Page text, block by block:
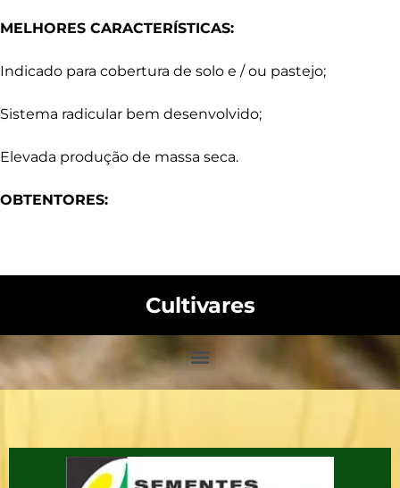
MELHORES CARACTERÍSTICAS:
Indicado para cobertura de solo e / ou pastejo;
Sistema radicular bem desenvolvido;
Elevada produção de massa seca.
OBTENTORES:
Cultivares